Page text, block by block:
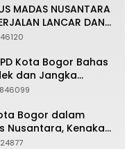
MADAS NUSANTARA
LANCAR DAN
Kota Bogor Bahas
dan Jangka
Bogor dalam
Nusantara, Kenakan
Simbol